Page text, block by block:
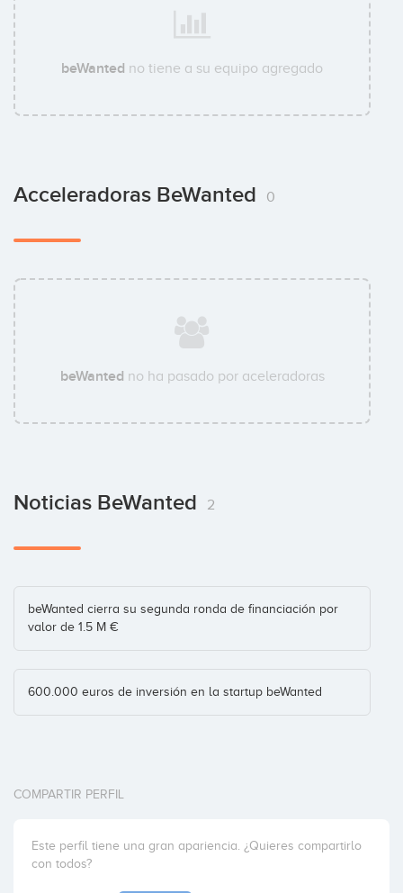
beWanted no tiene a su equipo agregado
Acceleradoras BeWanted 0
beWanted no ha pasado por aceleradoras
Noticias BeWanted 2
beWanted cierra su segunda ronda de financiación por
valor de 1.5 M €
600.000 euros de inversión en la startup beWanted
COMPARTIR PERFIL
Este perfil tiene una gran apariencia. ¿Quieres compartirlo
con todos?